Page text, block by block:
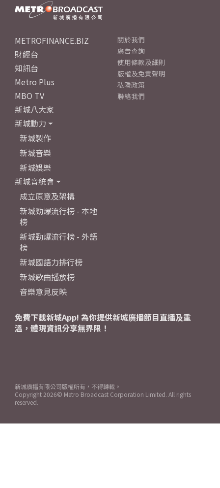
METROFINANCE.BIZ
財經台
知訊台
Metro Plus
MBO TV
新城八大家
新城動力
新城製作
新城音樂
新城娛樂
新城音統會
成立原意及架構
新城勁爆流行榜 - 本地
榜
新城勁爆流行榜 - 外語
榜
新城國語力排行榜
新城歌曲播放榜
音樂意見反映
關於我們
廣告查詢
使用條款及細則
版權及免責聲明
私隱政策
聯絡我們
免費下載新城App! 為你提供新城廣播節目直播及重
溫，體現資訊分享無界限！
新城廣播有限公司版權所有，不得轉載。
Copyright 2026© Metro Broadcast Corporation Limited. All rights
reserved.